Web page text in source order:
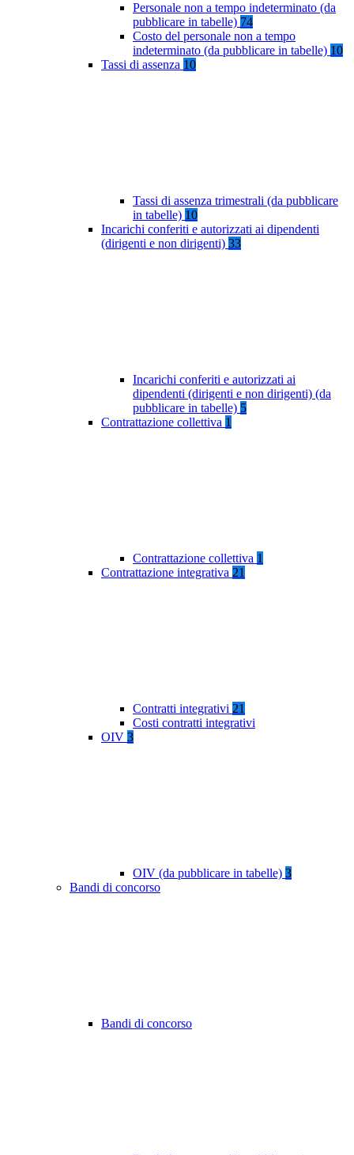
Personale non a tempo indeterminato (da
pubblicare in tabelle) 74
Costo del personale non a tempo
indeterminato (da pubblicare in tabelle) 10
Tassi di assenza 10
Tassi di assenza trimestrali (da pubblicare
in tabelle) 10
Incarichi conferiti e autorizzati ai dipendenti
(dirigenti e non dirigenti) 33
Incarichi conferiti e autorizzati ai
dipendenti (dirigenti e non dirigenti) (da
pubblicare in tabelle) 5
Contrattazione collettiva 1
Contrattazione collettiva 1
Contrattazione integrativa 21
Contratti integrativi 21
Costi contratti integrativi
OIV 3
OIV (da pubblicare in tabelle) 3
Bandi di concorso
Bandi di concorso